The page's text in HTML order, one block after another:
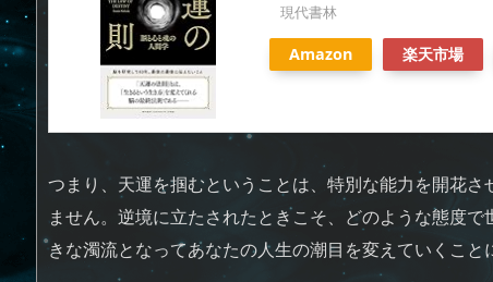
現代書林
Amazon 楽天市場
つまり、天運を掴むということは、特別な能力を開花
ません。逆境に立たされたときこそ、どのような態度
きな濁流となってあなたの人生の潮目を変えていくこと